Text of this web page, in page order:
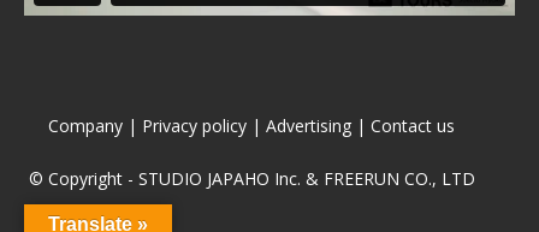
Company | Privacy policy | Advertising | Contact us
© Copyright - STUDIO JAPAHO Inc. & FREERUN CO., LTD
Translate »